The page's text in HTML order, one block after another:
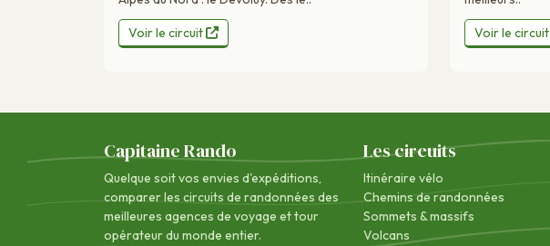
Voir le circuit Voir le circuit
Capitaine Rando
Quelque soit vos envies d'expéditions,
comparer les circuits de randonnées des
meilleures agences de voyage et tour
opérateur du monde entier.
Les circuits
Itinéraire vélo
Chemins de randonnées
Sommets & massifs
Volcans